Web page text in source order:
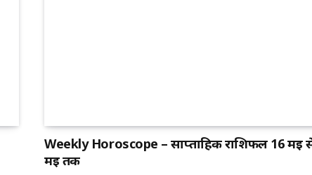
Weekly Horoscope – साप्ताहिक राशिफल 16 मई
मई तक